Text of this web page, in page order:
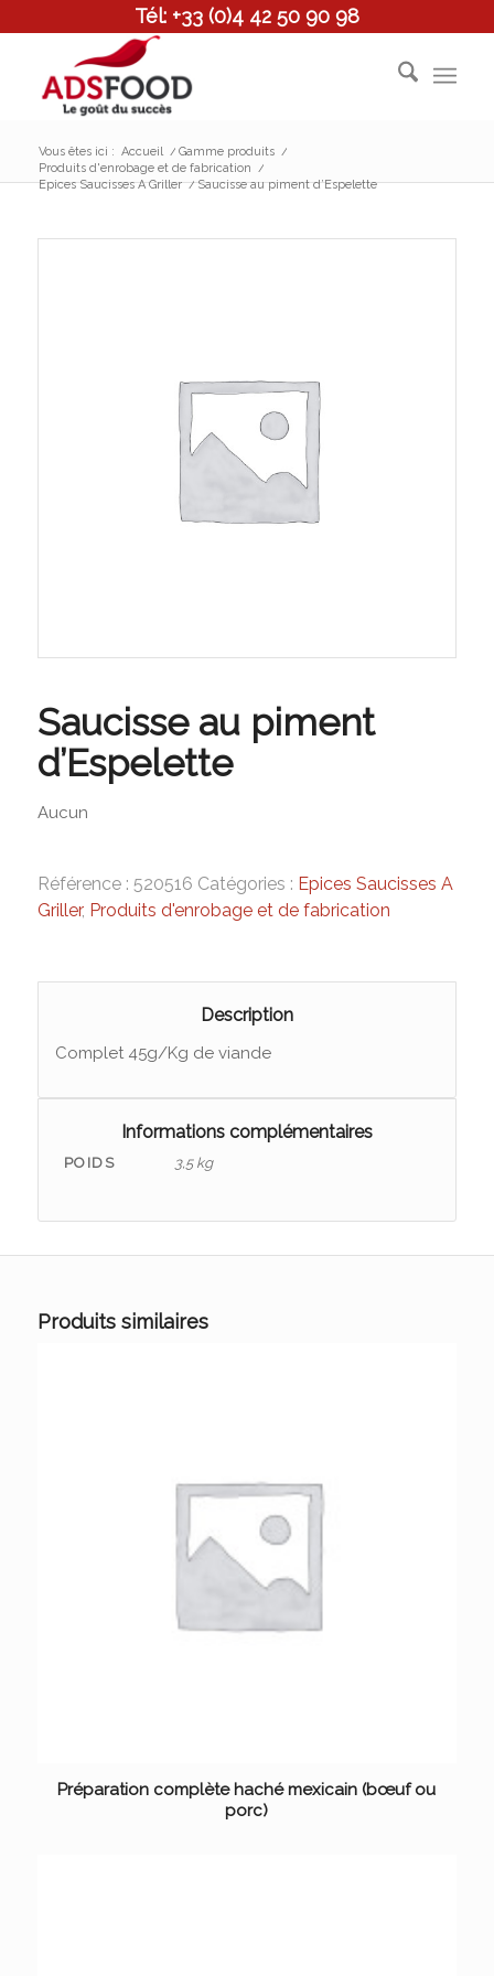
Tél: +33 (0)4 42 50 90 98
Vous êtes ici : Accueil / Gamme produits /
Produits d'enrobage et de fabrication /
Epices Saucisses A Griller /Saucisse au piment d’Espelette
Saucisse au piment
d’Espelette
Aucun
Référence : 520516 Catégories : Epices Saucisses A
Griller, Produits d'enrobage et de fabrication
Description
Complet 45g/Kg de viande
Informations complémentaires
POIDS 3,5 kg
Produits similaires
Préparation complète haché mexicain (bœuf ou
porc)